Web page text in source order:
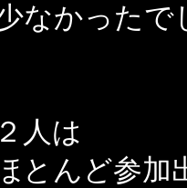
なかったで
人は
とんど参加